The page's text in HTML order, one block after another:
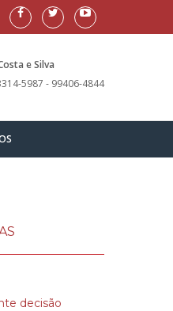
e Silva
5987 - 99406-4844
decisão